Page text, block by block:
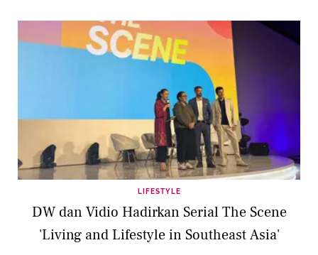
LIFESTYLE
DW dan Vidio Hadirkan Serial The Scene
'Living and Lifestyle in Southeast Asia'